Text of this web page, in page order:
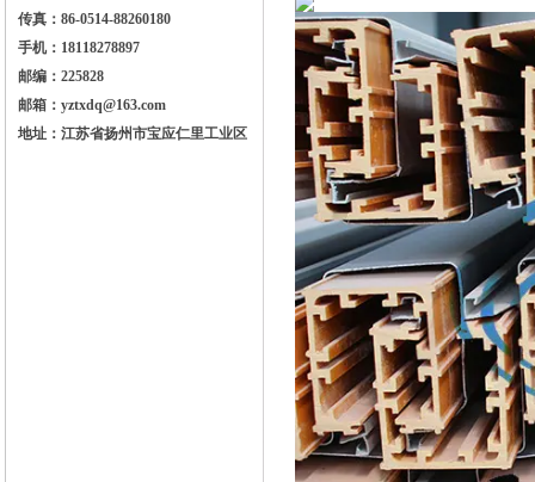
传真：86-0514-88260180
手机：18118278897
邮编：225828
邮箱：yztxdq@163.com
地址：江苏省扬州市宝应仁里工业区